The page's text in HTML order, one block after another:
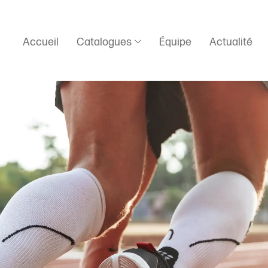
Accueil Catalogues Équipe Actualité